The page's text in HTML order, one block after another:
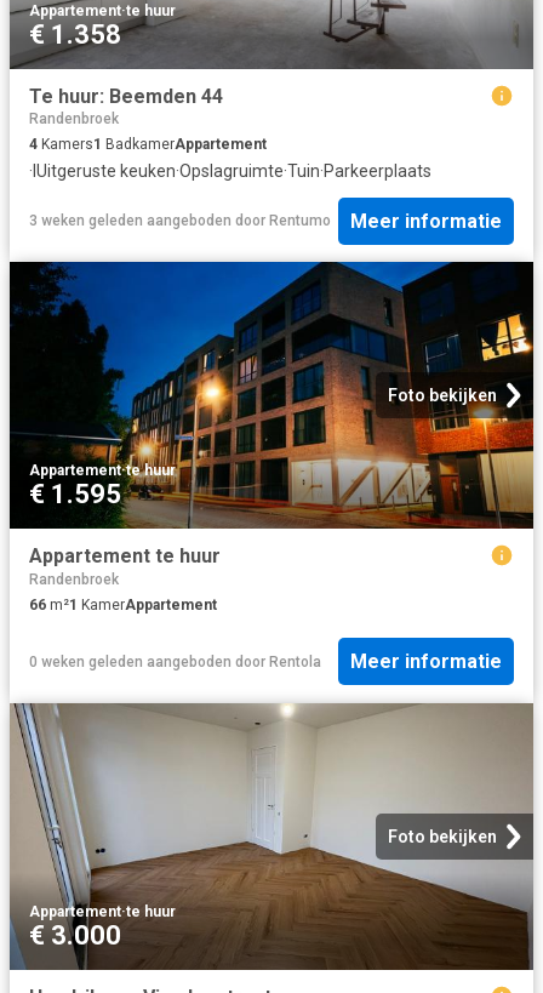
Appartement·te huur
€ 1.358
Te huur: Beemden 44
Randenbroek
4 Kamers1 BadkamerAppartement
· IUitgeruste keuken·Opslagruimte·Tuin·Parkeerplaats
3 weken geleden aangeboden door Rentumo Meer informatie
Foto bekijken
Appartement·te huur
€ 1.595
Appartement te huur
Randenbroek
66 m²1 KamerAppartement
0 weken geleden aangeboden door Rentola Meer informatie
Foto bekijken
Appartement·te huur
€ 3.000